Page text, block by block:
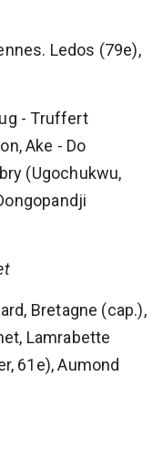
Ledos (79e),
- Truffert
Ake - Do
(Ugochukwu,
Bretagne (cap.),
Lamrabette
61e), Aumond